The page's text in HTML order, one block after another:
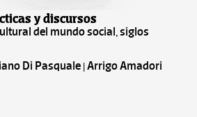
y discursos
del mundo social, siglos
Di Pasquale | Arrigo Amadori